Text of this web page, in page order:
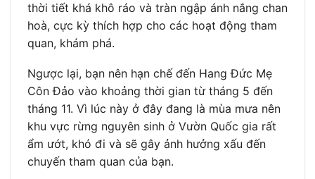
thời tiết khá khô ráo và tràn ngập ánh nắng chan
hoà, cực kỳ thích hợp cho các hoạt động tham
quan, khám phá.
Ngược lại, bạn nên hạn chế đến Hang Đức Mẹ
Côn Đảo vào khoảng thời gian từ tháng 5 đến
tháng 11. Vì lúc này ở đây đang là mùa mưa nên
khu vực rừng nguyên sinh ở Vườn Quốc gia rất
ẩm ướt, khó đi và sẽ gây ảnh hưởng xấu đến
chuyến tham quan của bạn.